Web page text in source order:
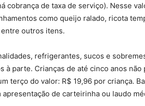
cobrança de taxa de serviço). Nesse
como queijo ralado, ricota
entre outros itens.
refrigerantes, sucos e
à parte. Crianças de até cinco anos não
terço do valor: R$ 19,96 por criança.
apresentação de carteirinha ou laudo